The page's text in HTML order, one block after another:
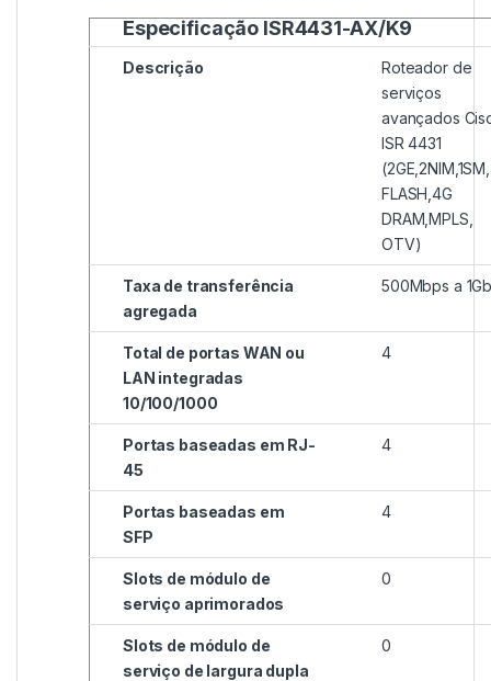
Especificação ISR4431-AX/K9
Descrição
Roteador de
serviços
avançados
ISR 4431
FLASH,4G
DRAM,MPLS,
OTV)
Taxa de transferência
agregada
500Mbps a
Total de portas WAN ou
LAN integradas
10/100/1000
4
Portas baseadas em RJ-
45
4
Portas baseadas em
SFP
4
Slots de módulo de
serviço aprimorados
0
Slots de módulo de
serviço de largura dupla
0